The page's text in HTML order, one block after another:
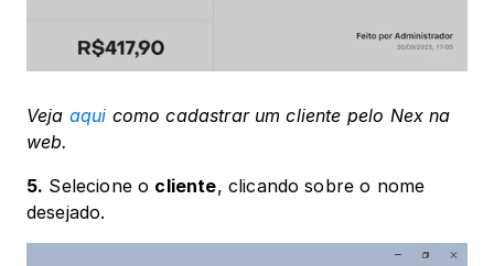
Veja aqui como cadastrar um cliente pelo Nex na
web.
5. Selecione o cliente, clicando sobre o nome
desejado.